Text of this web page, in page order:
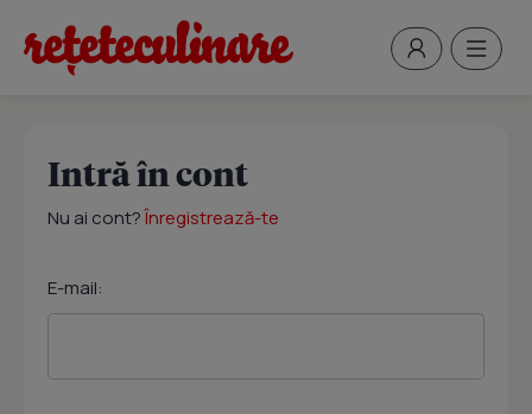
Intră în cont
Nu ai cont?Înregistrează-te
E-mail: